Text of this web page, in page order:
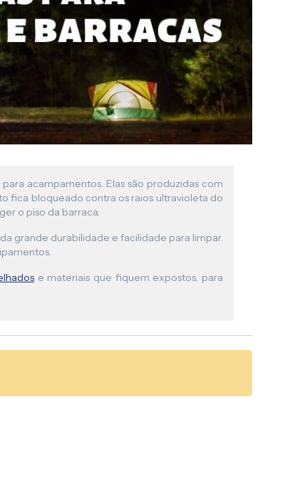
acampamentos. Elas são produzidas com
fica bloqueado contra os raios ultravioleta do
o piso da barraca.
grande durabilidade e facilidade para limpar.
e materiais que fiquem expostos, para